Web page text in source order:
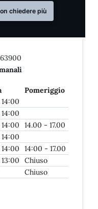
chiedere più
Pomeriggio
14.00 - 17.00
14:00 - 17.00
Chiuso
Chiuso